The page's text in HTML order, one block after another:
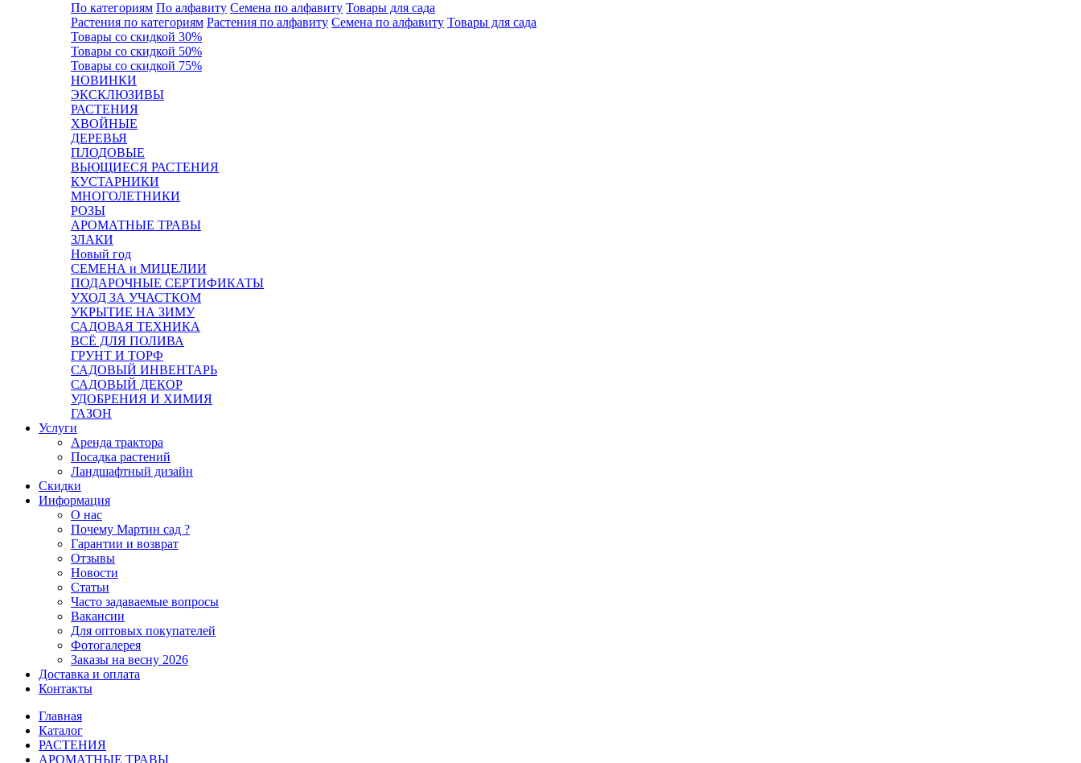
По категориям По алфавиту Семена по алфавиту Товары для сада
Растения по категориям Растения по алфавиту Семена по алфавиту Товары для сада
Товары со скидкой 30%
Товары со скидкой 50%
Товары со скидкой 75%
НОВИНКИ
ЭКСКЛЮЗИВЫ
РАСТЕНИЯ
ХВОЙНЫЕ
ДЕРЕВЬЯ
ПЛОДОВЫЕ
ВЬЮЩИЕСЯ РАСТЕНИЯ
КУСТАРНИКИ
МНОГОЛЕТНИКИ
РОЗЫ
АРОМАТНЫЕ ТРАВЫ
ЗЛАКИ
Новый год
СЕМЕНА и МИЦЕЛИИ
ПОДАРОЧНЫЕ СЕРТИФИКАТЫ
УХОД ЗА УЧАСТКОМ
УКРЫТИЕ НА ЗИМУ
САДОВАЯ ТЕХНИКА
ВСЁ ДЛЯ ПОЛИВА
ГРУНТ И ТОРФ
САДОВЫЙ ИНВЕНТАРЬ
САДОВЫЙ ДЕКОР
УДОБРЕНИЯ И ХИМИЯ
ГАЗОН
Услуги
Аренда трактора
Посадка растений
Ландшафтный дизайн
Скидки
Информация
О нас
Почему Мартин сад ?
Гарантии и возврат
Отзывы
Новости
Статьи
Часто задаваемые вопросы
Вакансии
Для оптовых покупателей
Фотогалерея
Заказы на весну 2026
Доставка и оплата
Контакты
Главная
Каталог
РАСТЕНИЯ
АРОМАТНЫЕ ТРАВЫ